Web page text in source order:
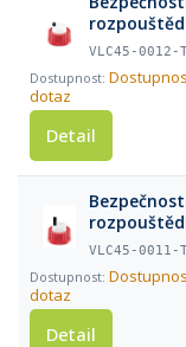
VLC45-0012-
dotaz
Detail
VLC45-0011-
dotaz
Detail